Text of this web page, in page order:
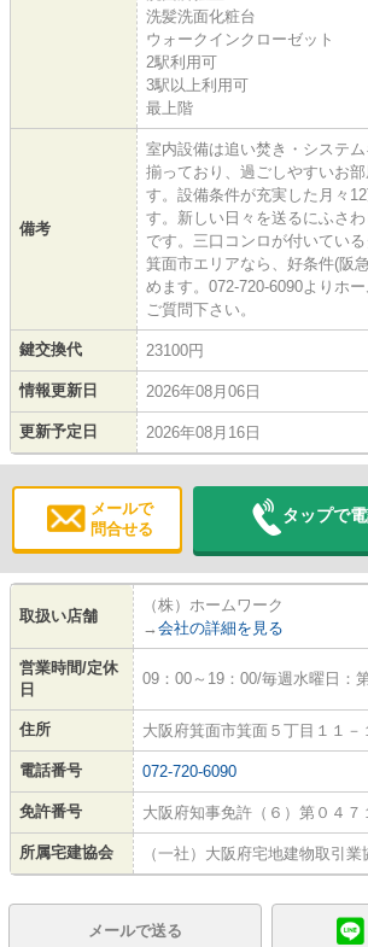
洗髪洗面化粧台
ウォークインクローゼット
2駅利用可
3駅以上利用可
最上階
備考
室内設備は追い焚き・システ
揃っており、過ごしやすいお
す。設備条件が充実した月々
す。新しい日々を送るにふさ
です。三口コンロが付いている
箕面市エリアなら、好条件(阪
めます。072-720-6090よりホ
ご質問下さい。
鍵交換代 23100円
情報更新日 2026年08月06日
更新予定日 2026年08月16日
メールで
問合せる
タップで
取扱い店舗
（株）ホームワーク
→ 会社の詳細を見る
営業時間/定休
日
09：00～19：00/毎週水曜日：
住所 大阪府箕面市箕面５丁目１１－
電話番号 072-720-6090
免許番号 大阪府知事免許（６）第０４７
所属宅建協会 （一社）大阪府宅地建物取引業
メールで送る